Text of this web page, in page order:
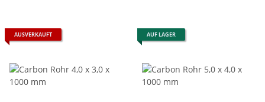
AUSVERKAUFT AUF LAGER